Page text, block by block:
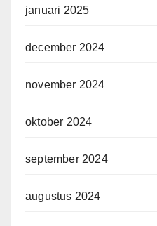
januari 2025
december 2024
november 2024
oktober 2024
september 2024
augustus 2024